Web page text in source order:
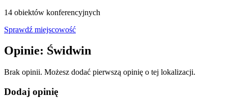
14 obiektów konferencyjnych
Sprawdź miejscowość
Opinie: Świdwin
Brak opinii. Możesz dodać pierwszą opinię o tej lokalizacji.
Dodaj opinię